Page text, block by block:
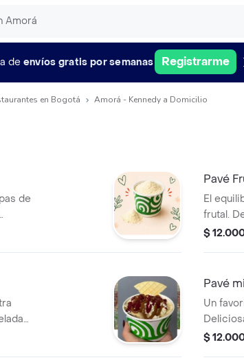
de envíos gratis por semanas Registrarme
en Bogotá Amorá - Kennedy a Domicilio
de
Pavé
El
frutal.
galletas
$
que
Pavé
Un
galletas
$